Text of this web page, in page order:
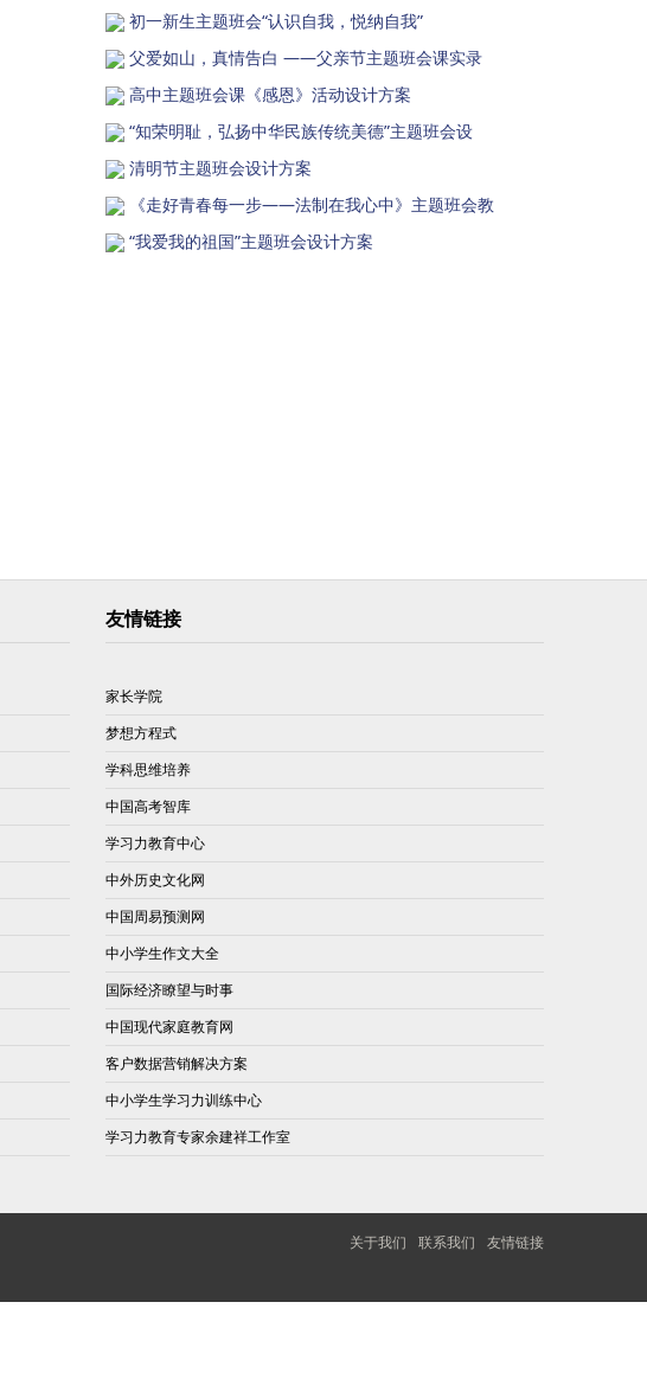
初一新生主题班会“认识自我，悦纳自我”
父爱如山，真情告白 ——父亲节主题班会课实录
高中主题班会课《感恩》活动设计方案
“知荣明耻，弘扬中华民族传统美德”主题班会设
清明节主题班会设计方案
《走好青春每一步——法制在我心中》主题班会教
“我爱我的祖国”主题班会设计方案
友情链接
家长学院
梦想方程式
学科思维培养
中国高考智库
学习力教育中心
中外历史文化网
中国周易预测网
中小学生作文大全
国际经济瞭望与时事
中国现代家庭教育网
客户数据营销解决方案
中小学生学习力训练中心
学习力教育专家余建祥工作室
关于我们 联系我们 友情链接